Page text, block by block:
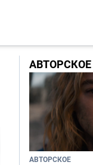
АВТОРСКОЕ
АВТОРСКОЕ